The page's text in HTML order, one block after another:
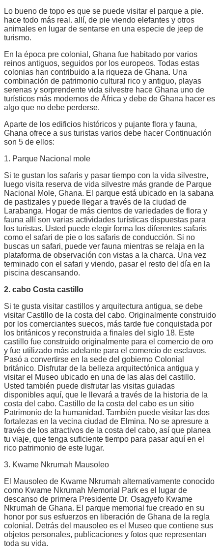
Lo bueno de topo es que se puede visitar el parque a pie.
hace todo más real. allí, de pie viendo elefantes y otros
animales en lugar de sentarse en una especie de jeep de
turismo.
En la época pre colonial, Ghana fue habitado por varios
reinos antiguos, seguidos por los europeos. Todas estas
colonias han contribuido a la riqueza de Ghana. Una
combinación de patrimonio cultural rico y antiguo, playas
serenas y sorprendente vida silvestre hace Ghana uno de
turísticos más modernos de África y debe de Ghana hacer es
algo que no debe perderse.
Aparte de los edificios históricos y pujante flora y fauna,
Ghana ofrece a sus turistas varios debe hacer Continuación
son 5 de ellos:
1. Parque Nacional mole
Si te gustan los safaris y pasar tiempo con la vida silvestre,
luego visita reserva de vida silvestre más grande de Parque
Nacional Mole, Ghana. El parque está ubicado en la sabana
de pastizales y puede llegar a través de la ciudad de
Larabanga. Hogar de más cientos de variedades de flora y
fauna allí son varias actividades turísticas dispuestas para
los turistas. Usted puede elegir forma los diferentes safaris
como el safari de pie o los safaris de conducción. Si no
buscas un safari, puede ver fauna mientras se relaja en la
plataforma de observación con vistas a la charca. Una vez
terminado con el safari y viendo, pasar el resto del día en la
piscina descansando.
2. cabo Costa castillo
Si te gusta visitar castillos y arquitectura antigua, se debe
visitar Castillo de la costa del cabo. Originalmente construido
por los comerciantes suecos, más tarde fue conquistada por
los británicos y reconstruida a finales del siglo 18. Este
castillo fue construido originalmente para el comercio de oro
y fue utilizado más adelante para el comercio de esclavos.
Pasó a convertirse en la sede del gobierno Colonial
británico. Disfrutar de la belleza arquitectónica antigua y
visitar el Museo ubicado en una de las alas del castillo.
Usted también puede disfrutar las visitas guiadas
disponibles aquí, que le llevará a través de la historia de la
costa del cabo. Castillo de la costa del cabo es un sitio
Patrimonio de la humanidad. También puede visitar las dos
fortalezas en la vecina ciudad de Elmina. No se apresure a
través de los atractivos de la costa del cabo, así que planea
tu viaje, que tenga suficiente tiempo para pasar aquí en el
rico patrimonio de este lugar.
3. Kwame Nkrumah Mausoleo
El Mausoleo de Kwame Nkrumah alternativamente conocido
como Kwame Nkrumah Memorial Park es el lugar de
descanso de primera Presidente Dr. Osagyefo Kwame
Nkrumah de Ghana. El parque memorial fue creado en su
honor por sus esfuerzos en liberación de Ghana de la regla
colonial. Detrás del mausoleo es el Museo que contiene sus
objetos personales, publicaciones y fotos que representan
toda su vida.